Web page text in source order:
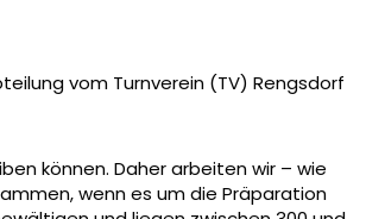
vom Turnverein (TV) Rengsdorf
können. Daher arbeiten wir – wie
wenn es um die Präparation